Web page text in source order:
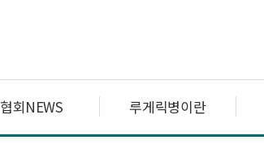
협회NEWS 루게릭병이란